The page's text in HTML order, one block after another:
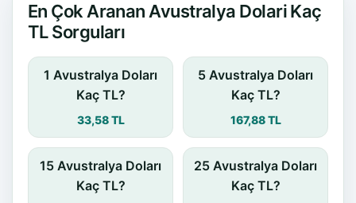
En Çok Aranan Avustralya Dolari Kaç
TL Sorguları
1 Avustralya Doları
Kaç TL?
33,58 TL
5 Avustralya Doları
Kaç TL?
167,88 TL
15 Avustralya Doları
Kaç TL?
25 Avustralya Doları
Kaç TL?